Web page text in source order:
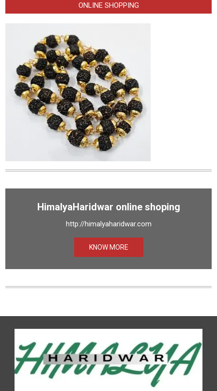
ONLINE SHOPPING
HimalyaHaridwar online shoping
http://himalyaharidwar.com
KNOW MORE